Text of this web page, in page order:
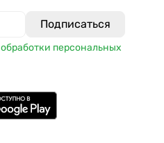
персональных